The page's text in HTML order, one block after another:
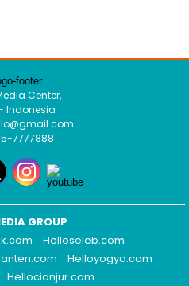
Center,
Indonesia
7777888
GROUP
Helloseleb.com
Helloyogya.com
Hellocianjur.com